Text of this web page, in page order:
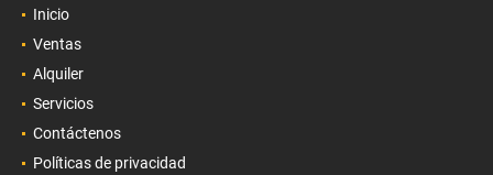
Inicio
Ventas
Alquiler
Servicios
Contáctenos
Políticas de privacidad